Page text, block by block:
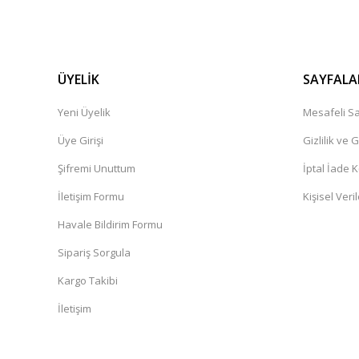
ÜYELİK
Yeni Üyelik
Üye Girişi
Şifremi Unuttum
İletişim Formu
Havale Bildirim Formu
Sipariş Sorgula
Kargo Takibi
İletişim
Mesafeli
Gizlilik ve
İptal İade
Kişisel